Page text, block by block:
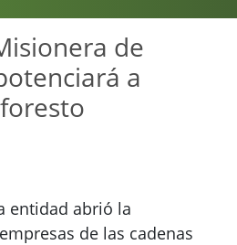
de
a
entidad abrió la
de las cadenas